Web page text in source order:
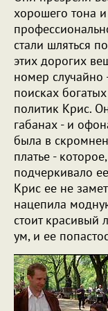
хорошего тона и
стали шляться
этих дорогих
номер случайно
поисках
политик Крис.
габанах - и
была в
платье -
подчеркивало
Крис ее не
нацепила
стоит красивый
ум, и ее